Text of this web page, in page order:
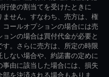
使の割当てを受けたときに
せん。すなわち、売方は、権
ールオプションの場合には売
ンの場合は買付代金が必要と
。さらに売方は、所定の時限
ない場合や、約諾書の定めに
由に該当した場合には、損失
を決済される場合もありま